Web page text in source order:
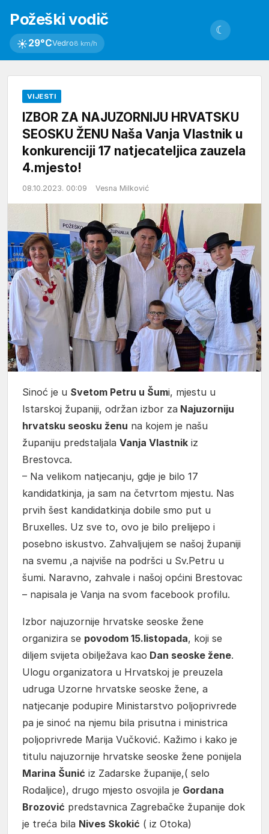
Požeški vodič
☀29°CVedro8 km/h
☾
VIJESTI
IZBOR ZA NAJUZORNIJU HRVATSKU
SEOSKU ŽENU Naša Vanja Vlastnik u
konkurenciji 17 natjecateljica zauzela
4.mjesto!
08.10.2023. 00:09 Vesna Milković
Sinoć je u Svetom Petru u Šumi, mjestu u
Istarskoj županiji, održan izbor za Najuzorniju
hrvatsku seosku ženu na kojem je našu
županiju predstaljala Vanja Vlastnik iz
Brestovca.
– Na velikom natjecanju, gdje je bilo 17
kandidatkinja, ja sam na četvrtom mjestu. Nas
prvih šest kandidatkinja dobile smo put u
Bruxelles. Uz sve to, ovo je bilo prelijepo i
posebno iskustvo. Zahvaljujem se našoj županiji
na svemu ,a najviše na podršci u Sv.Petru u
šumi. Naravno, zahvale i našoj općini Brestovac
– napisala je Vanja na svom facebook profilu.
Izbor najuzornije hrvatske seoske žene
organizira se povodom 15.listopada, koji se
diljem svijeta obilježava kao Dan seoske žene.
Ulogu organizatora u Hrvatskoj je preuzela
udruga Uzorne hrvatske seoske žene, a
natjecanje podupire Ministarstvo poljoprivrede
pa je sinoć na njemu bila prisutna i ministrica
poljoprivrede Marija Vučković. Kažimo i kako je
titulu najuzornije hrvatske seoske žene ponijela
Marina Šunić iz Zadarske županije,( selo
Rodaljice), drugo mjesto osvojila je Gordana
Brozović predstavnica Zagrebačke županije dok
je treća bila Nives Skokić ( iz Otoka)